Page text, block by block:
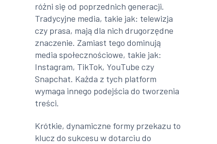
różni się od poprzednich generacji.
Tradycyjne media, takie jak: telewizja
czy prasa, mają dla nich drugorzędne
znaczenie. Zamiast tego dominują
media społecznościowe, takie jak:
Instagram, TikTok, YouTube czy
Snapchat. Każda z tych platform
wymaga innego podejścia do tworzenia
treści.
Krótkie, dynamiczne formy przekazu to
klucz do sukcesu w dotarciu do